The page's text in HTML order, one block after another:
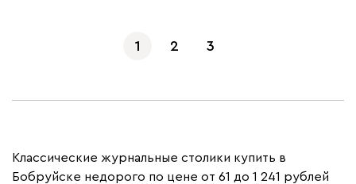
1 2 3
Классические журнальные столики купить в
Бобруйске недорого по цене от 61 до 1 241 рублей